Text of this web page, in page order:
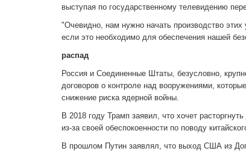
выступая по государственному телевидению
"Очевидно, нам нужно начать производство
если это необходимо для обеспечения нашей
распад
Россия и Соединенные Штаты, безусловно,
договоров о контроле над вооружениями,
снижение риска ядерной войны.
В 2018 году Трамп заявил, что хочет
из-за своей обеспокоенности по поводу
В прошлом Путин заявлял, что выход США из